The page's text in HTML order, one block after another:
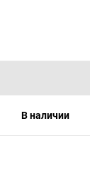
В наличии